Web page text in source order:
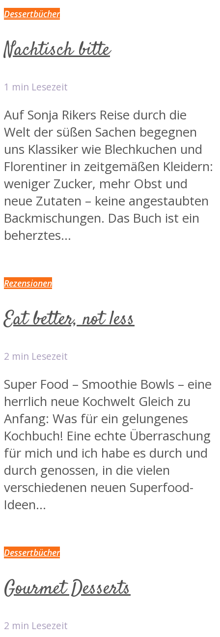
Dessertbücher
Nachtisch bitte
1 min Lesezeit
Auf Sonja Rikers Reise durch die
Welt der süßen Sachen begegnen
uns Klassiker wie Blechkuchen und
Florentiner in zeitgemäßen Kleidern:
weniger Zucker, mehr Obst und
neue Zutaten – keine angestaubten
Backmischungen. Das Buch ist ein
beherztes...
Rezensionen
Eat better, not less
2 min Lesezeit
Super Food – Smoothie Bowls – eine
herrlich neue Kochwelt Gleich zu
Anfang: Was für ein gelungenes
Kochbuch! Eine echte Überraschung
für mich und ich habe es durch und
durch genossen, in die vielen
verschiedenen neuen Superfood-
Ideen...
Dessertbücher
Gourmet Desserts
2 min Lesezeit